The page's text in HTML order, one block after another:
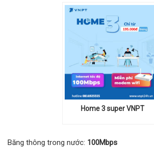
Home 3 super VNPT
Băng thông trong nước: 100Mbps